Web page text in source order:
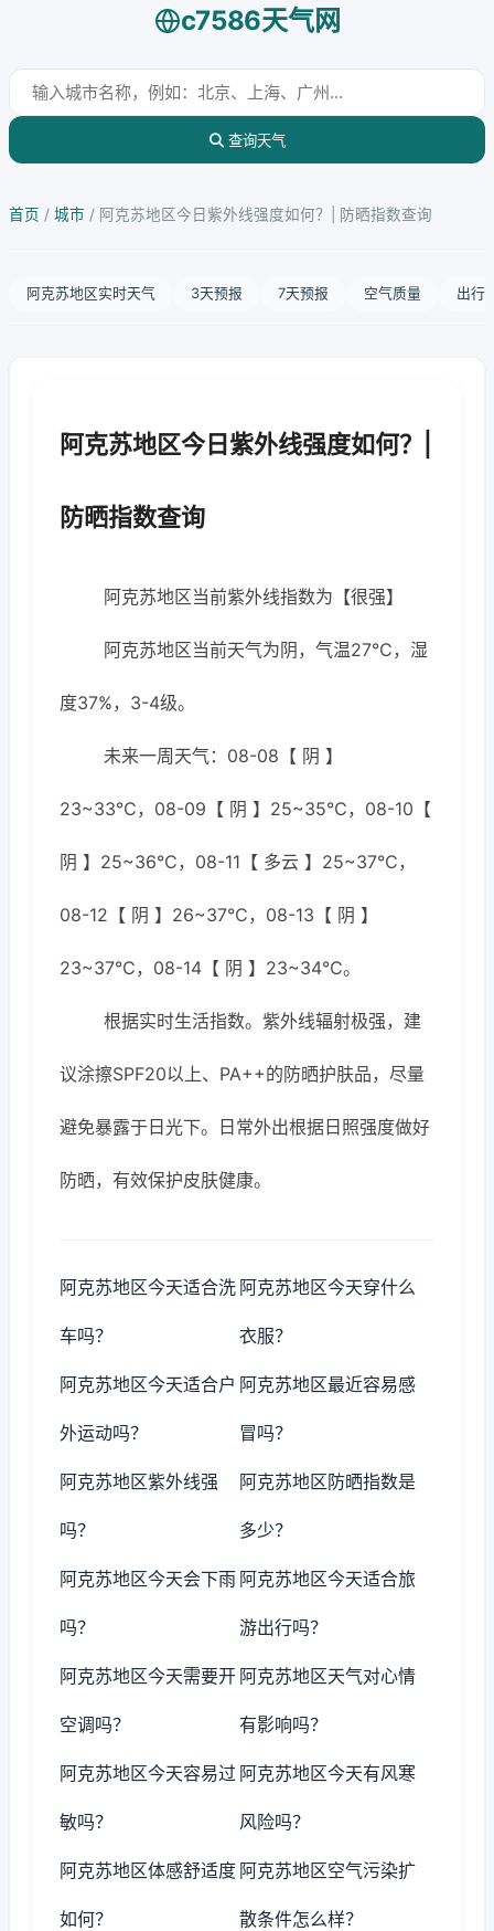
c7586天气网
查询天气
首页 / 城市 / 阿克苏地区今日紫外线强度如何？| 防晒指数查询
阿克苏地区实时天气 3天预报 7天预报 空气质量 出行
阿克苏地区今日紫外线强度如何？|
防晒指数查询
阿克苏地区当前紫外线指数为【很强】
阿克苏地区当前天气为阴，气温27℃，湿
度37%，3-4级。
未来一周天气：08-08【 阴 】
23~33℃，08-09【 阴 】25~35℃，08-10【
阴 】25~36℃，08-11【 多云 】25~37℃，
08-12【 阴 】26~37℃，08-13【 阴 】
23~37℃，08-14【 阴 】23~34℃。
根据实时生活指数。紫外线辐射极强，建
议涂擦SPF20以上、PA++的防晒护肤品，尽量
避免暴露于日光下。日常外出根据日照强度做好
防晒，有效保护皮肤健康。
阿克苏地区今天适合洗
车吗？
阿克苏地区今天穿什么
衣服？
阿克苏地区今天适合户
外运动吗？
阿克苏地区最近容易感
冒吗？
阿克苏地区紫外线强
吗？
阿克苏地区防晒指数是
多少？
阿克苏地区今天会下雨
吗？
阿克苏地区今天适合旅
游出行吗？
阿克苏地区今天需要开
空调吗？
阿克苏地区天气对心情
有影响吗？
阿克苏地区今天容易过
敏吗？
阿克苏地区今天有风寒
风险吗？
阿克苏地区体感舒适度
如何？
阿克苏地区空气污染扩
散条件怎么样？